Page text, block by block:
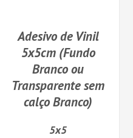
Adesivo de Vinil
5x5cm (Fundo
Branco ou
Transparente sem
calço Branco)
5x5